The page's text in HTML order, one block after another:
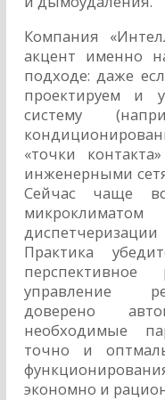
Компания
акцент именно
подходе: даже
проектируем и
систему
«точки
инженерными
Сейчас чаще
Практика
управление
доверено
необходимые
точно и
экономно и